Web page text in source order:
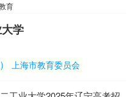
育
学
上海市教育委员会